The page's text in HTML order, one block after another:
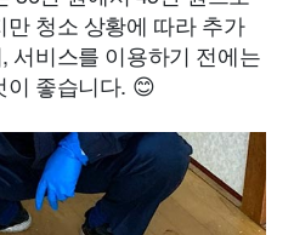
청소 상황에 따라 추가
서비스를 이용하기 전에는
이 좋습니다. 😊